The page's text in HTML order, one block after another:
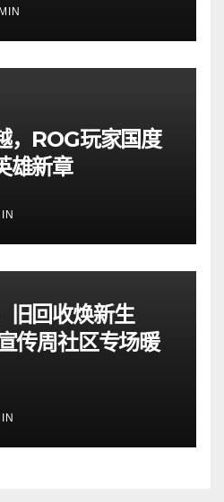
，ROG玩家国度
雄新章
旧回收焕新生
周社区专场暖